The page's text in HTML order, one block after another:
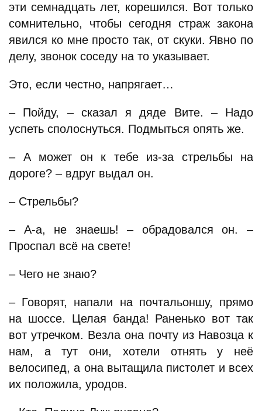
эти семнадцать лет, корешился. Вот только
сомнительно, чтобы сегодня страж закона
явился ко мне просто так, от скуки. Явно по
делу, звонок соседу на то указывает.
Это, если честно, напрягает…
– Пойду, – сказал я дяде Вите. – Надо
успеть сполоснуться. Подмыться опять же.
– А может он к тебе из-за стрельбы на
дороге? – вдруг выдал он.
– Стрельбы?
– А-а, не знаешь! – обрадовался он. –
Проспал всё на свете!
– Чего не знаю?
– Говорят, напали на почтальоншу, прямо
на шоссе. Целая банда! Раненько вот так
вот утречком. Везла она почту из Навозца к
нам, а тут они, хотели отнять у неё
велосипед, а она вытащила пистолет и всех
их положила, уродов.